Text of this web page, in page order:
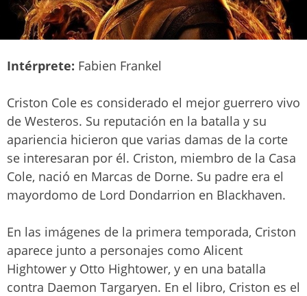
Intérprete: Fabien Frankel
Criston Cole es considerado el mejor guerrero vivo
de Westeros. Su reputación en la batalla y su
apariencia hicieron que varias damas de la corte
se interesaran por él. Criston, miembro de la Casa
Cole, nació en Marcas de Dorne. Su padre era el
mayordomo de Lord Dondarrion en Blackhaven.
En las imágenes de la primera temporada, Criston
aparece junto a personajes como Alicent
Hightower y Otto Hightower, y en una batalla
contra Daemon Targaryen. En el libro, Criston es el